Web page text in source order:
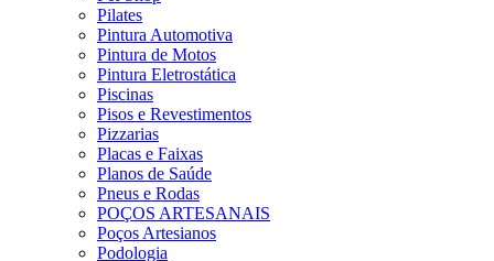
Pilates
Pintura Automotiva
Pintura de Motos
Pintura Eletrostática
Piscinas
Pisos e Revestimentos
Pizzarias
Placas e Faixas
Planos de Saúde
Pneus e Rodas
POÇOS ARTESANAIS
Poços Artesianos
Podologia